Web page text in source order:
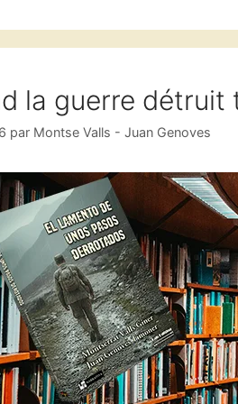
la guerre détruit
par Montse Valls - Juan Genoves